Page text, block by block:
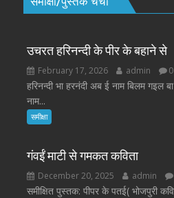
उचरत हरिनन्दी के पीर के बहाने से
February 17, 2026 admin 0
हरिनन्दी भा हरनंदी अब ई नाम बिलम गइल
नाम...
समीक्षा
गंवईं माटी से गमकत कविता
December 20, 2025 admin
समीक्षित पुस्तक: पीपर के पतई( भोजपुरी